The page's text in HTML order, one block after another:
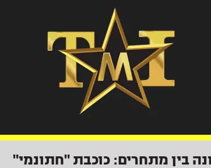
בין מתחרים: כוכבת "חתונמי"